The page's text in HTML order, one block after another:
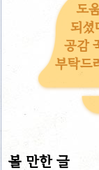
도
되셨
공감
부탁드
볼 만한 글